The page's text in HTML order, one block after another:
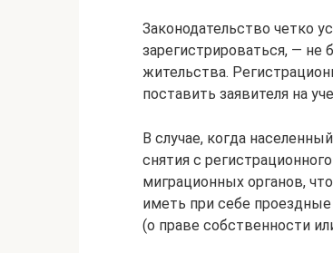
Законодательство четко
зарегистрироваться, —
жительства.
поставить заявителя на
В случае, когда
снятия с
миграционных органов,
иметь при себе
(о праве собственности